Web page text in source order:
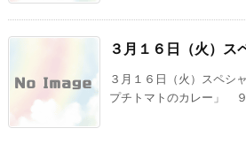
３月１６日（火）ス
３月１６日（火）スペシ
プチトマトのカレー」